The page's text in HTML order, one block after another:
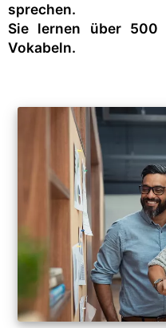
sprechen.
Sie lernen über 500
Vokabeln.